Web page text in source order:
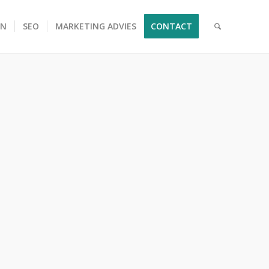
SEO MARKETING ADVIES CONTACT